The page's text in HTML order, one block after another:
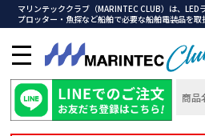
マリンテッククラブ（MARINTEC CLUB）は、LED
プロッター・魚探など船舶で必要な船舶電装品を取
メ
ニ
ュ
ー
を